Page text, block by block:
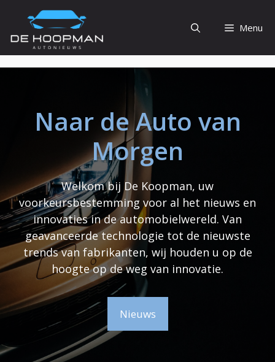
de
inhoud
Menu
Naar de Auto van
Morgen
Welkom bij De Koopman, uw
voorkeursbestemming voor al het nieuws en
innovaties in de automobielwereld. Van
geavanceerde technologie tot de nieuwste
trends van fabrikanten, wij houden u op de
hoogte op de weg van innovatie.
Nieuws